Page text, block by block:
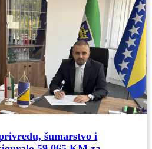
šumarstvo i